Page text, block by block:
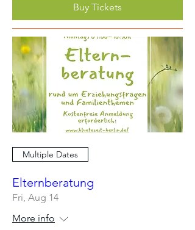
Buy Tickets
Multiple Dates
Elternberatung
Fri, Aug 14
More info